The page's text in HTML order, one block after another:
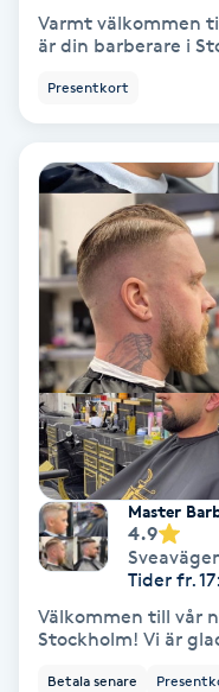
Nagelförlängning
Nagelförlängning silke
Nagelklippning
Nagelsvamp
Nageltrång
Nagelvård
Naglar borttagning
Naglar reparation
Naprapati
Navelpiercing
Varmt välkommen
Presentkort
Master
4.9
Tider fr.
Välkommen till vår
Stockholm! Vi är
Betala senare